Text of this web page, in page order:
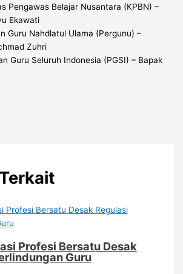
Pengawas Belajar Nusantara (KPBN) –
Ekawati
Guru Nahdlatul Ulama (Pergunu) –
Zuhri
Guru Seluruh Indonesia (PGSI) – Bapak
Profesi Bersatu Desak
Guru